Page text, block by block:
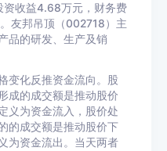
收益4.68万元，财务费
友邦吊顶（002718）主
品的研发、生产及销
变化反推资金流向。股
成的成交额是推动股价
义为资金流入，股价处
的成交额是推动股价下
为资金流出。当天两者